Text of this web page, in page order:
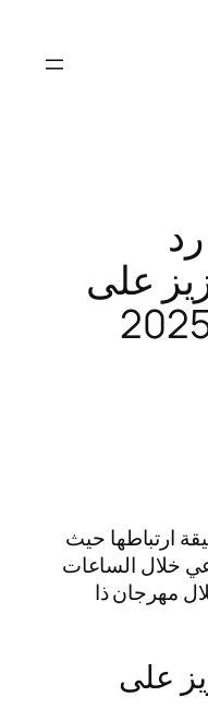
على
ارتباطها حيث
خلال الساعات
مهرجان ذا
على